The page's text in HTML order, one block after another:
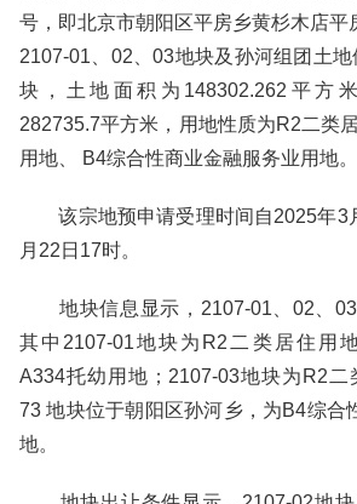
号，即北京市朝阳区平房乡黄杉木店平
2107-01、02、03地块及孙河组团土
块，土地面积为148302.262平方
282735.7平方米，用地性质为R2二类
用地、 B4综合性商业金融服务业用地。
该宗地预申请受理时间自2025年3
月22日17时。
地块信息显示，2107-01、02、03
其中2107-01地块为R2二类居住用
A334托幼用地；2107-03地块为R2二
73 地块位于朝阳区孙河乡，为B4综合
地。